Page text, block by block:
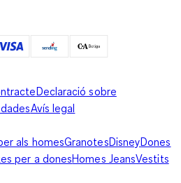
Declaració sobre
Avís legal
als homesGranotesDisneyDones
per a donesHomes JeansVestits